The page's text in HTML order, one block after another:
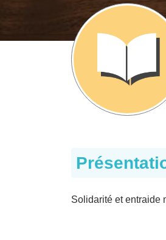
Solidarité et entraide